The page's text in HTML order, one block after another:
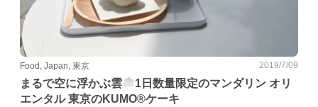
Food, Japan, 東京 2019/7/09
まるで空に浮かぶ雲
1日数量限定のマンダリン オリ
エンタル 東京のKUMO®︎ケーキ